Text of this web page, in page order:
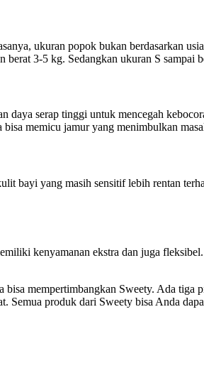
ukuran popok bukan berdasarkan
3-5 kg. Sedangkan ukuran S sampai
serap tinggi untuk mencegah
memicu jamur yang menimbulkan
bayi yang masih sensitif lebih rentan
kenyamanan ekstra dan juga
mempertimbangkan Sweety. Ada
Semua produk dari Sweety bisa Anda